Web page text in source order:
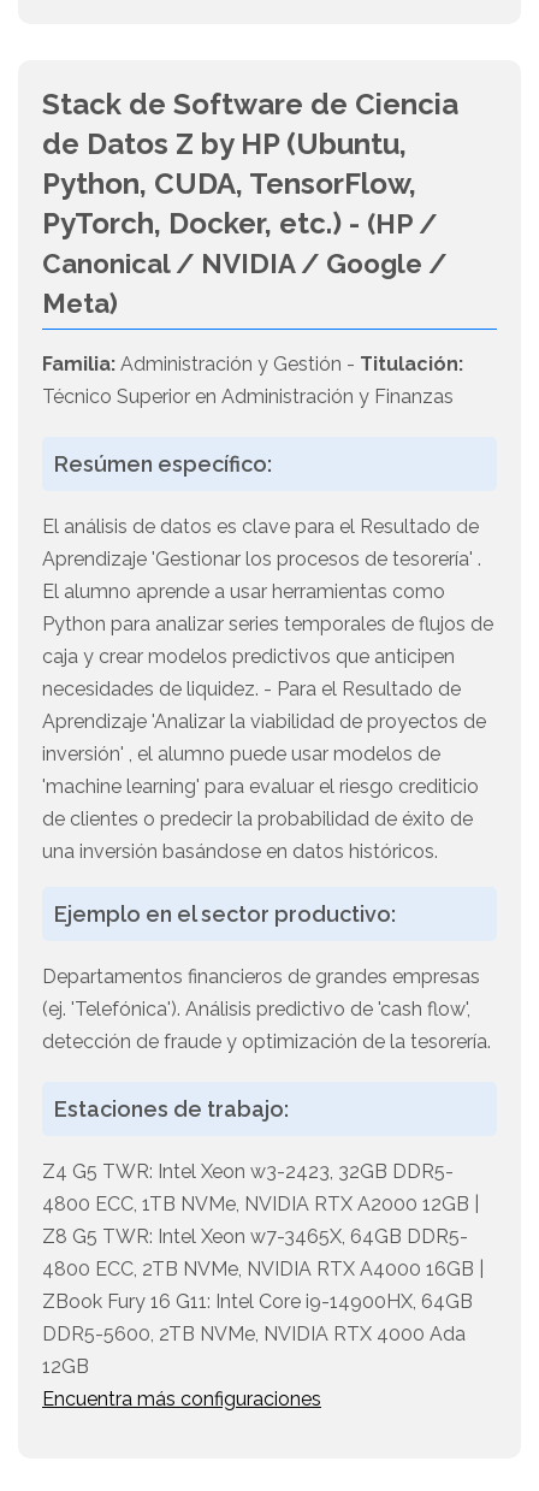
Stack de Software de Ciencia
de Datos Z by HP (Ubuntu,
Python, CUDA, TensorFlow,
PyTorch, Docker, etc.) - (HP /
Canonical / NVIDIA / Google /
Meta)
Familia: Administración y Gestión - Titulación:
Técnico Superior en Administración y Finanzas
Resúmen específico:
El análisis de datos es clave para el Resultado de
Aprendizaje 'Gestionar los procesos de tesorería' .
El alumno aprende a usar herramientas como
Python para analizar series temporales de flujos de
caja y crear modelos predictivos que anticipen
necesidades de liquidez. - Para el Resultado de
Aprendizaje 'Analizar la viabilidad de proyectos de
inversión' , el alumno puede usar modelos de
'machine learning' para evaluar el riesgo crediticio
de clientes o predecir la probabilidad de éxito de
una inversión basándose en datos históricos.
Ejemplo en el sector productivo:
Departamentos financieros de grandes empresas
(ej. 'Telefónica'). Análisis predictivo de 'cash flow',
detección de fraude y optimización de la tesorería.
Estaciones de trabajo:
Z4 G5 TWR: Intel Xeon w3-2423, 32GB DDR5-
4800 ECC, 1TB NVMe, NVIDIA RTX A2000 12GB |
Z8 G5 TWR: Intel Xeon w7-3465X, 64GB DDR5-
4800 ECC, 2TB NVMe, NVIDIA RTX A4000 16GB |
ZBook Fury 16 G11: Intel Core i9-14900HX, 64GB
DDR5-5600, 2TB NVMe, NVIDIA RTX 4000 Ada
12GB
Encuentra más configuraciones